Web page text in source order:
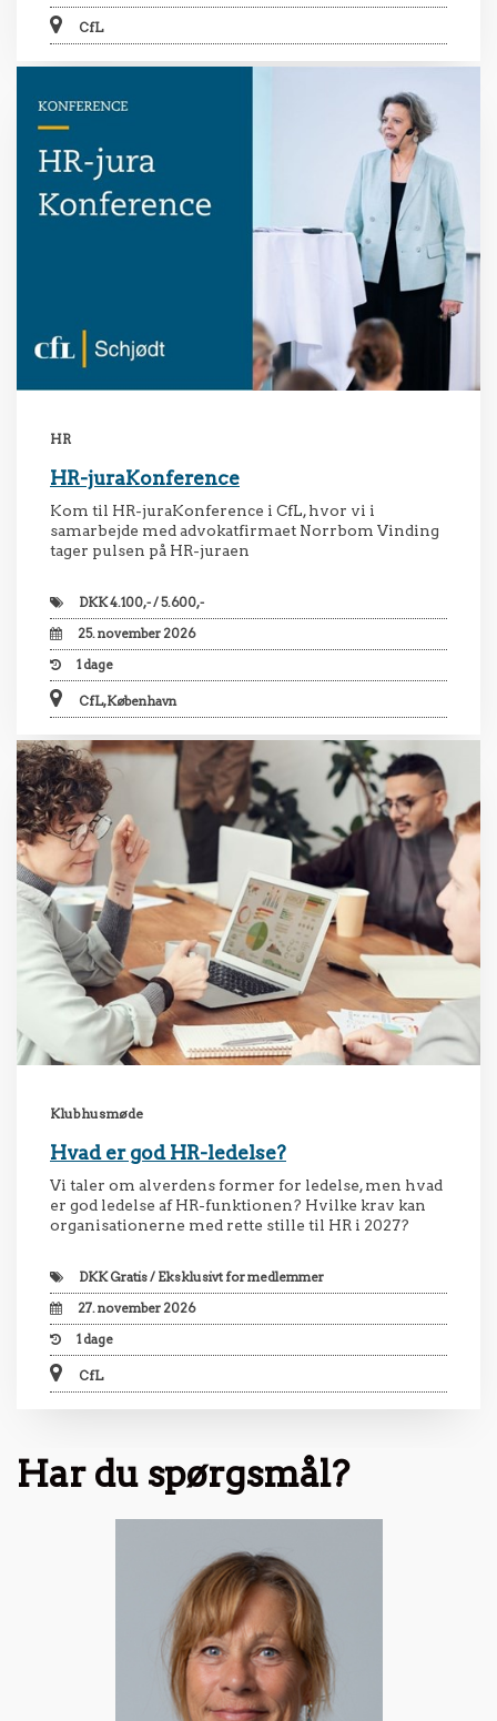
CfL
HR
HR-juraKonference
Kom til HR-juraKonference i CfL, hvor vi i
samarbejde med advokatfirmaet Norrbom Vinding
tager pulsen på HR-juraen
DKK4.100,- / 5.600,-
25. november 2026
1dage
CfL, København
Klubhusmøde
Hvad er god HR-ledelse?
Vi taler om alverdens former for ledelse, men hvad
er god ledelse af HR-funktionen? Hvilke krav kan
organisationerne med rette stille til HR i 2027?
DKKGratis / Eksklusivt for medlemmer
27. november 2026
1dage
CfL
Har du spørgsmål?